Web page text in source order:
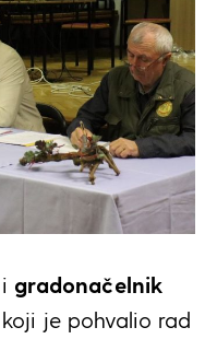
gradonačelnik
, koji je pohvalio rad